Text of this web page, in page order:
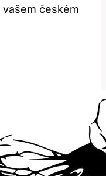
vašem českém